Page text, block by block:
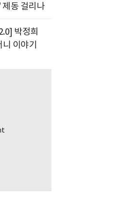
동 걸리나
박정희
이야기